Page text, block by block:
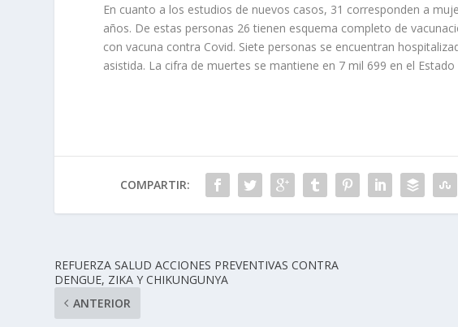
En cuanto a los estudios de nuevos casos, 31 corresponden a
años. De estas personas 26 tienen esquema completo de
con vacuna contra Covid. Siete personas se encuentran
asistida. La cifra de muertes se mantiene en 7 mil 699 en el
COMPARTIR:
REFUERZA SALUD ACCIONES PREVENTIVAS CONTRA
DENGUE, ZIKA Y CHIKUNGUNYA
ANTERIOR